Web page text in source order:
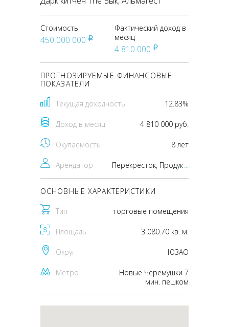
Стоимость
450 000 000 pуб
Фактический доход в
месяц
4 810 000 pуб
ПРОГНОЗИРУЕМЫЕ ФИНАНСОВЫЕ
ПОКАЗАТЕЛИ
Текущая доходность 12.83%
Доход в месяц 4 810 000 руб.
Окупаемость 8 лет
Арендатор Перекресток, Продукты, Ресторан, Дарк китчен The Бык, Альмагест
...
ОСНОВНЫЕ ХАРАКТЕРИСТИКИ
Тип торговые помещения
Площадь 3 080.70 кв. м.
Округ ЮЗАО
Метро
Новые Черемушки 7
мин. пешком